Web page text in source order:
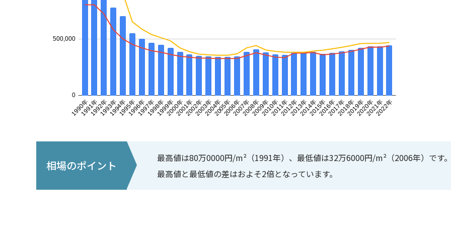
相場のポイント
最高値は80万0000円/m²（1991年）、最低値は32万6000円/m²（2006年）です
最高値と最低値の差はおよそ2倍となっています。